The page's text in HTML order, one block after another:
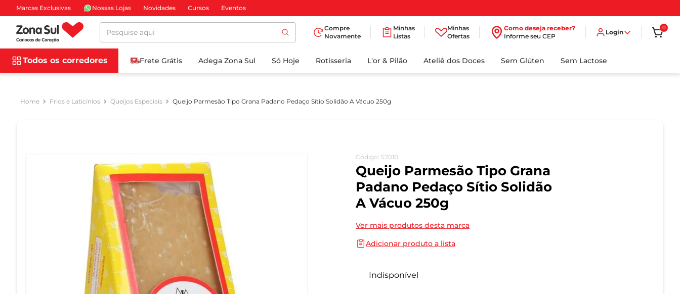
Marcas Exclusivas Nossas Lojas Novidades Cursos Eventos
Pesquise aqui
Compre
Novamente
Minhas
Listas
Minhas
Ofertas
Como deseja receber?
Informe seu CEP
Login
0
Todos os corredores Frete Grátis Adega Zona Sul Só Hoje Rotisseria L'or & Pilão Ateliê dos Doces Sem Glúten Sem Lactose
Frios e Laticínios Queijos Especiais Queijo Parmesão Tipo Grana Padano Pedaço Sítio Solidão A Vácuo 250g
Código: 57010
Queijo Parmesão Tipo Grana
Padano Pedaço Sítio Solidão
A Vácuo 250g
Ver mais produtos desta marca
Adicionar produto a lista
Indisponível
BUSCADOS